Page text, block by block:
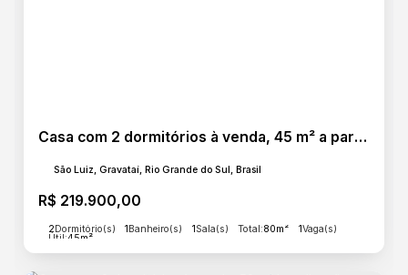
Casa com 2 dormitórios à venda, 45 m² a partir de R$ 219.900- São Luiz - Gravataí/RS
R$ 219.900,00
São Luiz, Gravataí, Rio Grande do Sul, Brasil
2Dormitório(s) 1Banheiro(s) 1Sala(s) Total:80m² 1Vaga(s)
Útil:45m²